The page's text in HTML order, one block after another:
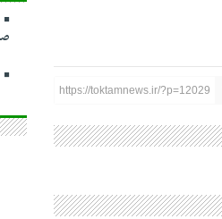
https://toktamnews.ir/?p=12029